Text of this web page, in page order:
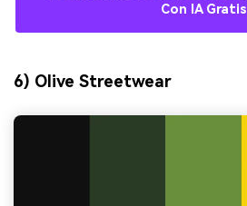
Con IA Gratis
6) Olive Streetwear